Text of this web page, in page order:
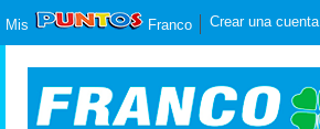
Mis Franco Crear una cuenta